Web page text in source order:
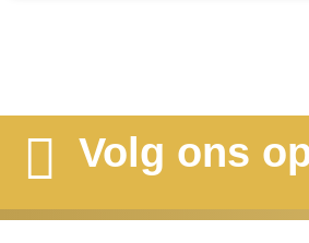
Volg ons